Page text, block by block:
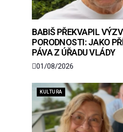
BABIŠ PŘEKVAPIL
PORODNOSTI: JAKO
PÁVA Z ÚŘADU VLÁDY
01/08/2026
KULTURA